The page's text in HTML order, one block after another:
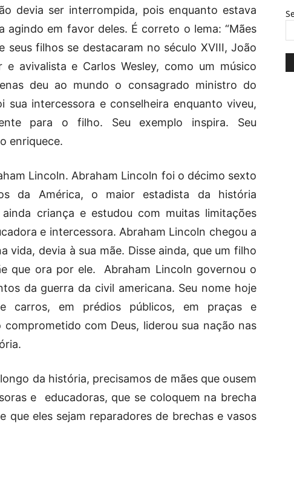
devia ser interrompida, pois enquanto estava
agindo em favor deles. É correto o lema: “Mães
seus filhos se destacaram no século XVIII, João
e avivalista e Carlos Wesley, como um músico
deu ao mundo o consagrado ministro do
sua intercessora e conselheira enquanto viveu,
para o filho. Seu exemplo inspira. Seu
enriquece.
Lincoln. Abraham Lincoln foi o décimo sexto
da América, o maior estadista da história
criança e estudou com muitas limitações
e intercessora. Abraham Lincoln chegou a
vida, devia à sua mãe. Disse ainda, que um filho
que ora por ele. Abraham Lincoln governou o
da guerra da civil americana. Seu nome hoje
carros, em prédios públicos, em praças e
com Deus, liderou sua nação nas
da história, precisamos de mães que ousem
e educadoras, que se coloquem na brecha
que eles sejam reparadores de brechas e vasos